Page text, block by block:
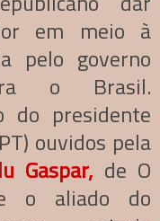
em meio à
pelo governo
o Brasil.
do presidente
ouvidos pela
Gaspar, de O
o aliado do